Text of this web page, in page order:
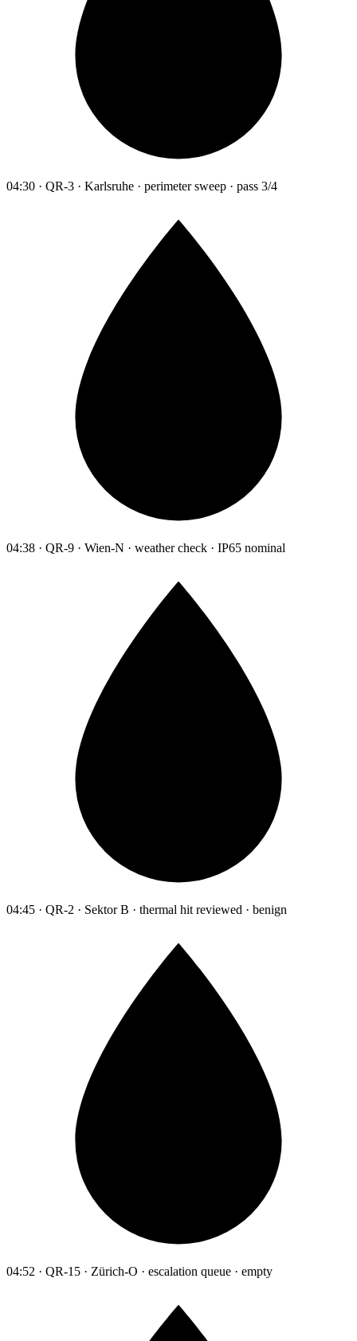
04:30 · QR-3 · Karlsruhe · perimeter sweep · pass 3/4
04:38 · QR-9 · Wien-N · weather check · IP65 nominal
04:45 · QR-2 · Sektor B · thermal hit reviewed · benign
04:52 · QR-15 · Zürich-O · escalation queue · empty